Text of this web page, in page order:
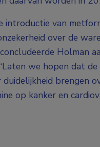
introductie van
over de
Holman
we hopen dat de
duidelijkheid brengen
op kanker en